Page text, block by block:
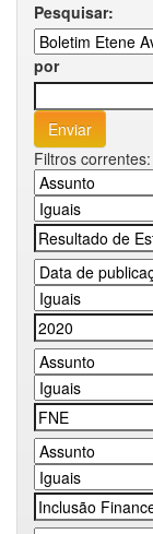
Pesquisar:
por
Filtros correntes: